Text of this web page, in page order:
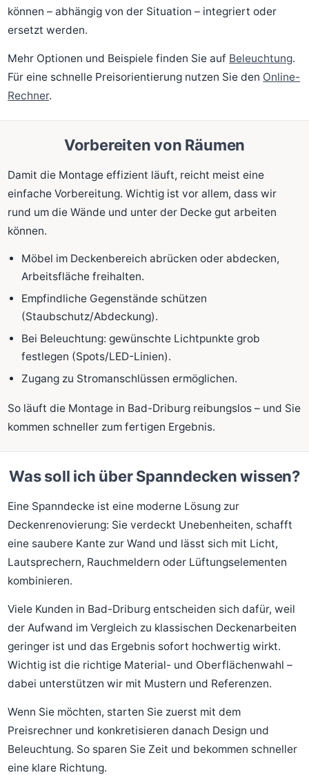
können – abhängig von der Situation – integriert oder
ersetzt werden.
Mehr Optionen und Beispiele finden Sie auf Beleuchtung.
Für eine schnelle Preisorientierung nutzen Sie den Online-
Rechner.
Vorbereiten von Räumen
Damit die Montage effizient läuft, reicht meist eine
einfache Vorbereitung. Wichtig ist vor allem, dass wir
rund um die Wände und unter der Decke gut arbeiten
können.
Möbel im Deckenbereich abrücken oder abdecken,
Arbeitsfläche freihalten.
Empfindliche Gegenstände schützen
(Staubschutz/Abdeckung).
Bei Beleuchtung: gewünschte Lichtpunkte grob
festlegen (Spots/LED-Linien).
Zugang zu Stromanschlüssen ermöglichen.
So läuft die Montage in Bad-Driburg reibungslos – und Sie
kommen schneller zum fertigen Ergebnis.
Was soll ich über Spanndecken wissen?
Eine Spanndecke ist eine moderne Lösung zur
Deckenrenovierung: Sie verdeckt Unebenheiten, schafft
eine saubere Kante zur Wand und lässt sich mit Licht,
Lautsprechern, Rauchmeldern oder Lüftungselementen
kombinieren.
Viele Kunden in Bad-Driburg entscheiden sich dafür, weil
der Aufwand im Vergleich zu klassischen Deckenarbeiten
geringer ist und das Ergebnis sofort hochwertig wirkt.
Wichtig ist die richtige Material- und Oberflächenwahl –
dabei unterstützen wir mit Mustern und Referenzen.
Wenn Sie möchten, starten Sie zuerst mit dem
Preisrechner und konkretisieren danach Design und
Beleuchtung. So sparen Sie Zeit und bekommen schneller
eine klare Richtung.